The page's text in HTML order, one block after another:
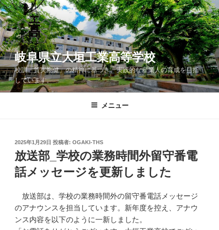
コ
ン
テ
ン
ツ
へ
ス
キ
岐阜県立大垣工業高等学校
校訓「質実剛健」の精神に基づき、実践的な産業人の育成を目指
しています。
メニュー
投
稿
日:
2025年1月29日 投稿者: OGAKI-THS
放送部_学校の業務時間外留守番電
話メッセージを更新しました
放送部は、学校の業務時間外の留守番電話メッセージ
のアナウンスを担当しています。新年度を控え、アナウ
ンス内容を以下のように一新しました。